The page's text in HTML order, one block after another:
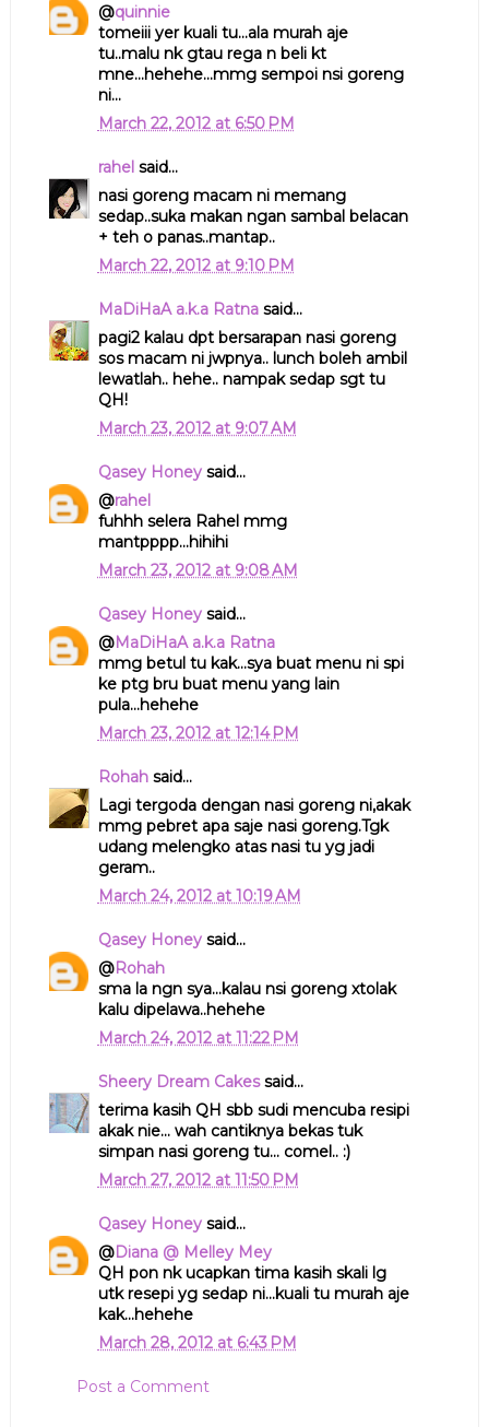
@quinnie
tomeiii yer kuali tu...ala murah aje
tu..malu nk gtau rega n beli kt
mne...hehehe...mmg sempoi nsi goreng
ni...
March 22, 2012 at 6:50 PM
rahelsaid...
nasi goreng macam ni memang
sedap..suka makan ngan sambal belacan
+ teh o panas..mantap..
March 22, 2012 at 9:10 PM
MaDiHaA a.k.a Ratnasaid...
pagi2 kalau dpt bersarapan nasi goreng
sos macam ni jwpnya.. lunch boleh ambil
lewatlah.. hehe.. nampak sedap sgt tu
QH!
March 23, 2012 at 9:07 AM
Qasey Honeysaid...
@rahel
fuhhh selera Rahel mmg
mantpppp...hihihi
March 23, 2012 at 9:08 AM
Qasey Honeysaid...
@MaDiHaA a.k.a Ratna
mmg betul tu kak...sya buat menu ni spi
ke ptg bru buat menu yang lain
pula...hehehe
March 23, 2012 at 12:14 PM
Rohahsaid...
Lagi tergoda dengan nasi goreng ni,akak
mmg pebret apa saje nasi goreng.Tgk
udang melengko atas nasi tu yg jadi
geram..
March 24, 2012 at 10:19 AM
Qasey Honeysaid...
@Rohah
sma la ngn sya...kalau nsi goreng xtolak
kalu dipelawa..hehehe
March 24, 2012 at 11:22 PM
Sheery Dream Cakessaid...
terima kasih QH sbb sudi mencuba resipi
akak nie... wah cantiknya bekas tuk
simpan nasi goreng tu... comel.. :)
March 27, 2012 at 11:50 PM
Qasey Honeysaid...
@Diana @ Melley Mey
QH pon nk ucapkan tima kasih skali lg
utk resepi yg sedap ni...kuali tu murah aje
kak...hehehe
March 28, 2012 at 6:43 PM
Post a Comment